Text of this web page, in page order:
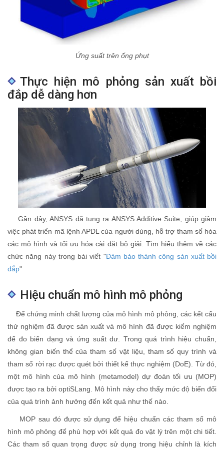
Ứng suất trên ống phụt
Thực hiện mô phỏng sản xuất bồi
đắp dễ dàng hơn
Gần đây, ANSYS đã tung ra ANSYS Additive Suite, giúp giảm
việc phát triển mã lệnh APDL của người dùng, hỗ trợ tham số hóa
các mô hình và tối ưu hóa cài đặt bộ giải. Tìm hiểu thêm về các
chức năng này trong bài viết "Đảm bảo thành công sản xuất bồi
đắp"
Hiệu chuẩn mô hình mô phỏng
Để chứng minh chất lượng của mô hình mô phỏng, các kết cấu
thử nghiệm đã được sản xuất và mô hình đã được kiểm nghiệm
để đo biến dạng và ứng suất dư. Trong quá trình hiệu chuẩn,
không gian biến thể của tham số vật liệu, tham số quy trình và
tham số rời rạc được quét bởi thiết kế thực nghiệm (DoE). Từ đó,
một mô hình của mô hình (metamodel) dự đoán tối ưu (MOP)
được tạo ra bởi optiSLang. Mô hình này cho thấy mức độ biến đổi
của quá trình ảnh hưởng đến kết quả như thế nào.
MOP sau đó được sử dụng để hiệu chuẩn các tham số mô
hình mô phỏng để phù hợp với kết quả đo vật lý trên một chi tiết.
Các tham số quan trọng được sử dụng trong hiệu chỉnh là kích